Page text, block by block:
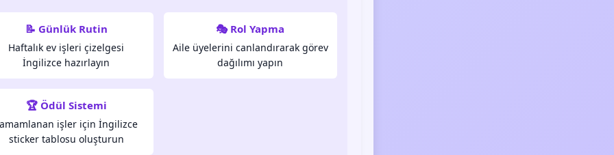
📝 Günlük Rutin
Haftalık ev işleri çizelgesi
İngilizce hazırlayın
🎭 Rol Yapma
Aile üyelerini canlandırarak görev
dağılımı yapın
🏆 Ödül Sistemi
işler için İngilizce
sticker tablosu oluşturun